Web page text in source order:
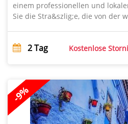
einem professionellen und
Sie die Stra&szlig;e, die von der
2Tag Kostenlose
-9%